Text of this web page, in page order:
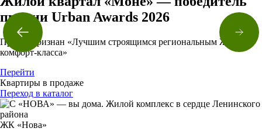
премии Urban Awards 2026
Проект признан «Лучшим строящимся региональным ЖК
комфорт-класса»
Перейти
Квартиры в продаже
Переход в каталог
ЖК «Нова»